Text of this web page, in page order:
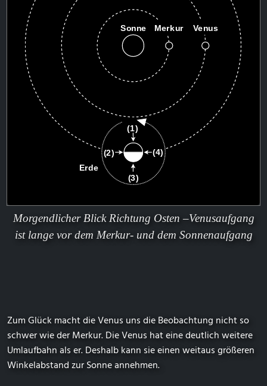
Morgendlicher Blick Richtung Osten –Venusaufgang
ist lange vor dem Merkur- und dem Sonnenaufgang
Zum Glück macht die Venus uns die Beobachtung nicht so
schwer wie der Merkur. Die Venus hat eine deutlich weitere
Umlaufbahn als er. Deshalb kann sie einen weitaus größeren
Winkelabstand zur Sonne annehmen.